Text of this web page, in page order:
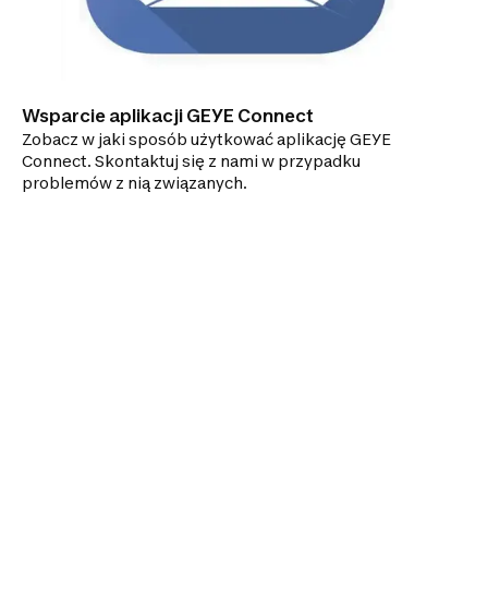
Wsparcie aplikacji GEYE Connect
Zobacz w jaki sposób użytkować aplikację GEYE
Connect. Skontaktuj się z nami w przypadku
problemów z nią związanych.